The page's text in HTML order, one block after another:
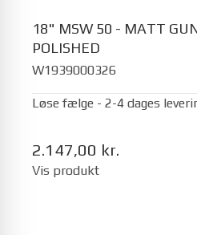
18" MSW 50 - MATT
POLISHED
W1939000326
Løse fælge - 2-4 dages
2.147,00 kr.
Vis produkt